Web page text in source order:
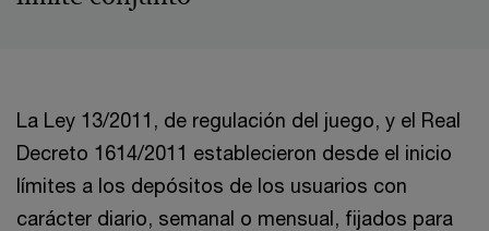
La Ley 13/2011, de regulación del juego, y el Real
Decreto 1614/2011 establecieron desde el inicio
límites a los depósitos de los usuarios con
carácter diario, semanal o mensual, fijados para